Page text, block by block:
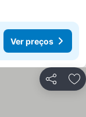
Ver preços
Partilhar